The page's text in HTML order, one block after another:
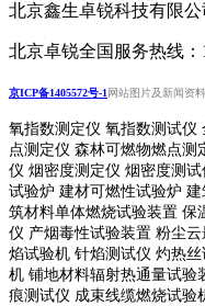
北京鑫生卓锐科技有限公
北京卓锐全国服务热线：
京ICP备1405572号-1网站图片及新闻资
氧指数测定仪 氧指数测试仪
点测定仪 森林可燃物燃点测
仪 烟密度测定仪 烟密度测
试验炉 建材可燃性试验炉
筑材料单体燃烧试验装置 保
仪 产烟毒性试验装置 粉尘
焰试验机 针焰测试仪 灼热
机 铺地材料辐射热通量试验
痕测试仪 成束线缆燃烧试验